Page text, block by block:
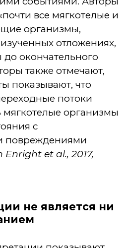
все мягкотелые и
организмы,
отложениях,
окончательного
также отмечают,
показывают, что
потоки
мягкотелые организмы
с
повреждениями
Enright et al., 2017,
не является ни